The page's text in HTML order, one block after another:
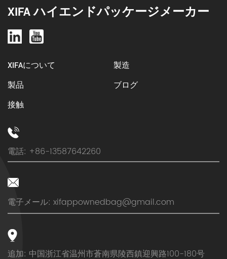
用梱包でサックバッグが使用される目的は何でしょう
か。工業用梱包のサックバッグは、粉末、顆粒、液体
などのバルク材料を輸送および保管するための、柔軟
性の高い大容量の容器として機能します。これらのバ
をコスト効率よく効率的に処理します。 > 農業 > 化
学 > 建設 > […]
XIFA ハイエンドパッケージメーカー
XIFAについて
製造
製品
ブログ
接触
電話: +86-13587642260
電子メール: xifappownedbag@gmail.com
追加: 中国浙江省温州市蒼南県陵西鎮迎興路100-180号